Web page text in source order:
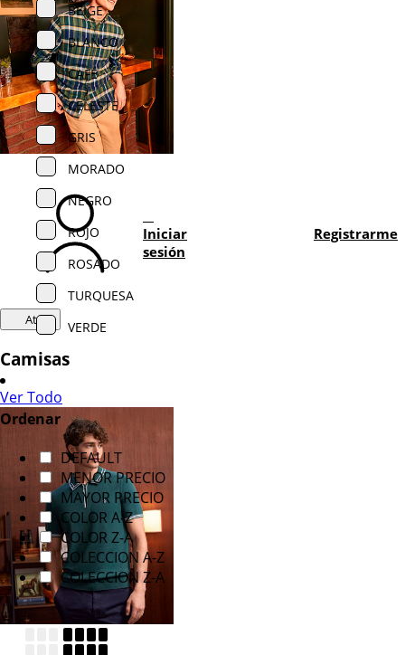
Iniciar
sesión
Registrarme
Atrás
Camisas
Ver Todo
BEIGE
BLANCO
CAFÉ
CELESTE
GRIS
MORADO
NEGRO
ROJO
ROSADO
TURQUESA
VERDE
Ordenar
DEFAULT
MENOR PRECIO
MAYOR PRECIO
COLOR A-Z
COLOR Z-A
COLECCION A-Z
COLECCION Z-A